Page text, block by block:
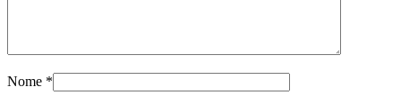
Nome *